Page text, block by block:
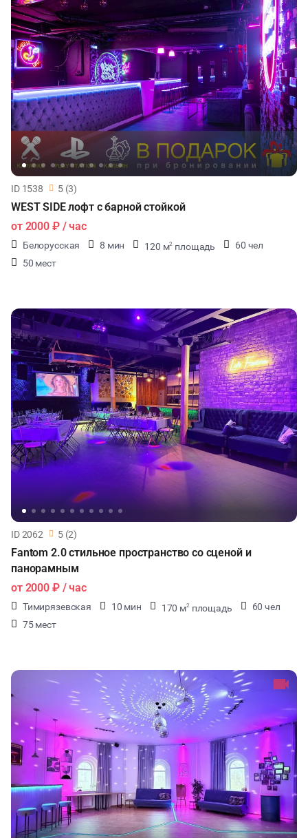
ID 1538 5 (3)
WEST SIDE лофт с барной стойкой
от 2000 ₽/ час
Белорусская 8 мин 120 м2 площадь
60 чел
50 мест
ID 2062 5 (2)
Fantom 2.0 стильное пространство со сценой и
панорамным
от 2000 ₽/ час
Тимирязевская 10 мин 170 м2 площадь
60 чел
75 мест